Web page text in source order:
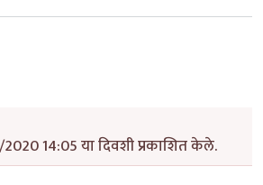
2020 14:05 या दिवशी प्रकाशित केले.